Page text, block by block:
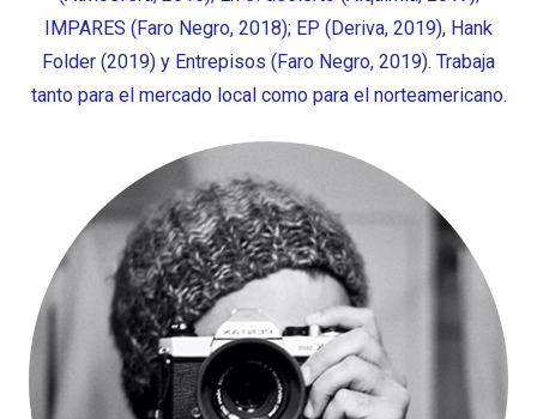
IMPARES (Faro Negro, 2018); EP (Deriva, 2019), Hank
Folder (2019) y Entrepisos (Faro Negro, 2019). Trabaja
tanto para el mercado local como para el norteamericano.